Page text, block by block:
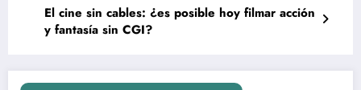
El cine sin cables: ¿es posible hoy filmar acción
y fantasía sin CGI?